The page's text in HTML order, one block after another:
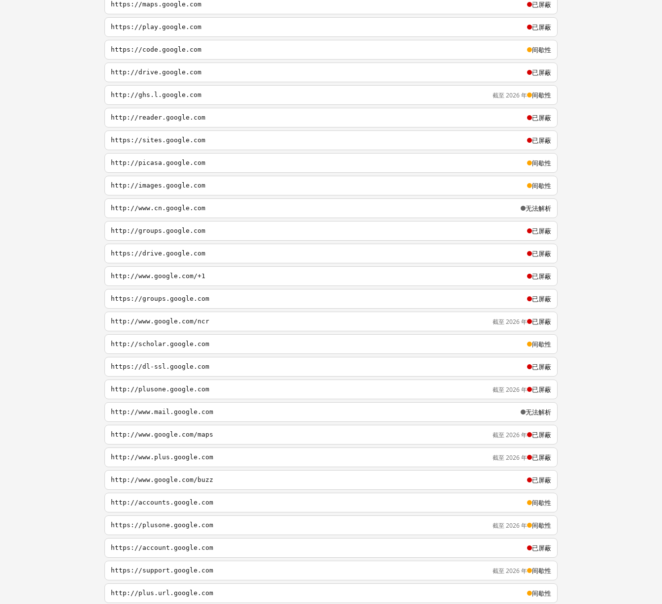
https://maps.google.com 已屏蔽
https://play.google.com 已屏蔽
https://code.google.com 间歇性
http://drive.google.com 已屏蔽
http://ghs.l.google.com 截至 2026 年 间歇性
http://reader.google.com 已屏蔽
https://sites.google.com 已屏蔽
http://picasa.google.com 间歇性
http://images.google.com 间歇性
http://www.cn.google.com 无法解析
http://groups.google.com 已屏蔽
https://drive.google.com 已屏蔽
http://www.google.com/+1 已屏蔽
https://groups.google.com 已屏蔽
http://www.google.com/ncr 截至 2026 年 已屏蔽
http://scholar.google.com 间歇性
https://dl-ssl.google.com 已屏蔽
http://plusone.google.com 截至 2026 年 已屏蔽
http://www.mail.google.com 无法解析
http://www.google.com/maps 截至 2026 年 已屏蔽
http://www.plus.google.com 截至 2026 年 已屏蔽
http://www.google.com/buzz 已屏蔽
http://accounts.google.com 间歇性
https://plusone.google.com 截至 2026 年 间歇性
https://account.google.com 已屏蔽
https://support.google.com 截至 2026 年 间歇性
http://plus.url.google.com 间歇性